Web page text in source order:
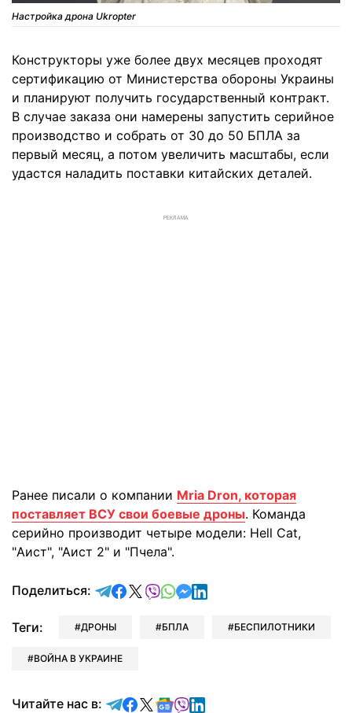
Настройка дрона Ukropter
Конструкторы уже более двух месяцев проходят
сертификацию от Министерства обороны Украины
и планируют получить государственный контракт.
В случае заказа они намерены запустить серийное
производство и собрать от 30 до 50 БПЛА за
первый месяц, а потом увеличить масштабы, если
удастся наладить поставки китайских деталей.
РЕКЛАМА
Ранее писали о компании Mria Dron, которая
поставляет ВСУ свои боевые дроны. Команда
серийно производит четыре модели: Hell Cat,
"Аист", "Аист 2" и "Пчела".
Поделиться: отправить в Telegram
поделиться в Facebook
поделиться в X
отправить в Viber
отправить в Whatsapp
отправить в Messenger
отправить в LinkedIn
Теги: ДРОНЫ БПЛА БЕСПИЛОТНИКИ
ВОЙНА В УКРАИНЕ
Читайте нас в: Читайте в Telegram
Читайте в Facebook
Читайте в X
Читайте в Google news
Читайте в Viber
Читайте в LinkedIn